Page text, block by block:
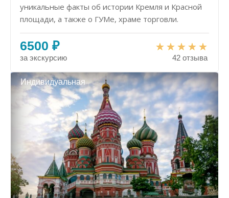
уникальные факты об истории Кремля и Красной
площади, а также о ГУМе, храме торговли.
6500 ₽
за экскурсию 42 отзыва
Индивидуальная